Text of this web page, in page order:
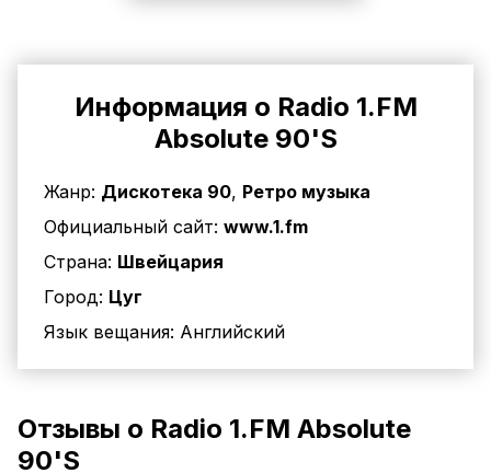
Информация о Radio 1.FM
Absolute 90'S
Жанр: Дискотека 90, Ретро музыка
Официальный сайт: www.1.fm
Страна: Швейцария
Город: Цуг
Язык вещания: Английский
Отзывы о Radio 1.FM Absolute
90'S